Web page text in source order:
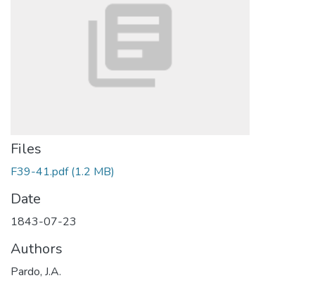
Files
F39-41.pdf(1.2 MB)
Date
1843-07-23
Authors
Pardo, J.A.